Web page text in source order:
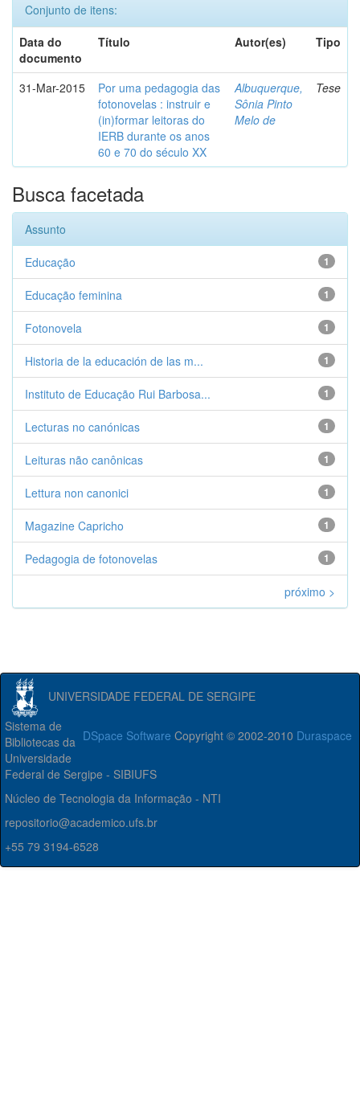
Conjunto de itens:
Data do
documento
Título Autor(es) Tipo
31-Mar-2015
Por uma pedagogia das
fotonovelas : instruir e
(in)formar leitoras do
IERB durante os anos
60 e 70 do século XX
Albuquerque,
Sônia Pinto
Melo de
Tese
Busca facetada
Assunto
1
Educação
1
Educação feminina
1
Fotonovela
1
Historia de la educación de las m...
1
Instituto de Educação Rui Barbosa...
1
Lecturas no canónicas
1
Leituras não canônicas
1
Lettura non canonici
1
Magazine Capricho
1
Pedagogia de fotonovelas
próximo >
UNIVERSIDADE FEDERAL DE SERGIPE
DSpace Software Copyright © 2002-2010 Duraspace
Sistema de
Bibliotecas da
Universidade
Federal de Sergipe - SIBIUFS
Núcleo de Tecnologia da Informação - NTI
repositorio@academico.ufs.br
+55 79 3194-6528